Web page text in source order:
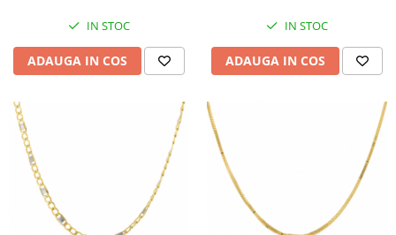
IN STOC
ADAUGA IN COS
IN STOC
ADAUGA IN COS